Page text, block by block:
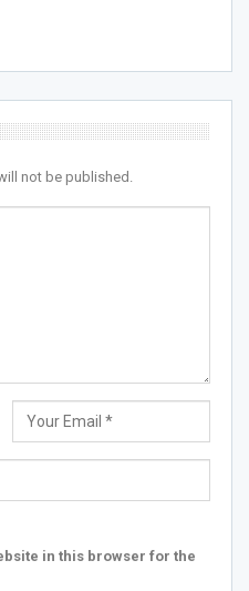
not be published.
in this browser for the